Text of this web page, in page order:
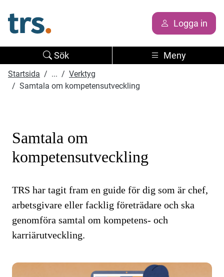
Logga in
Sök Meny
Startsida ...
Verktyg
Samtala om kompetensutveckling
Samtala om
kompetensutveckling
TRS har tagit fram en guide för dig som är chef,
arbetsgivare eller facklig företrädare och ska
genomföra samtal om kompetens- och
karriärutveckling.